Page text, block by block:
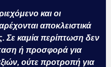
και οι
αποκλειστικά
Σε καμία περίπτωση δεν
ή προσφορά για
ούτε προτροπή για